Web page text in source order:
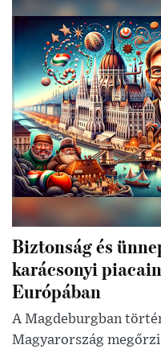
Biztonság és
karácsonyi
Európában
A Magdeburgban
Magyarország